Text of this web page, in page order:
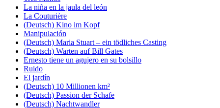
La niña en la jaula del león
La Couturière
(Deutsch) Kino im Kopf
Manipulación
(Deutsch) Maria Stuart – ein tödliches Casting
(Deutsch) Warten auf Bill Gates
Ernesto tiene un agujero en su bolsillo
Ruido
El jardín
(Deutsch) 10 Millionen km²
(Deutsch) Passion der Schafe
(Deutsch) Nachtwandler